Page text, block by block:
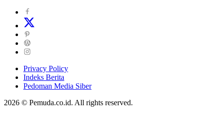
Privacy Policy
Indeks Berita
Pedoman Media Siber
2026 © Pemuda.co.id. All rights reserved.